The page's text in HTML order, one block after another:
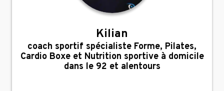
Kilian
,
coach sportif spécialiste Forme, Pilates,
Cardio Boxe et Nutrition sportive à domicile
dans le 92 et alentours